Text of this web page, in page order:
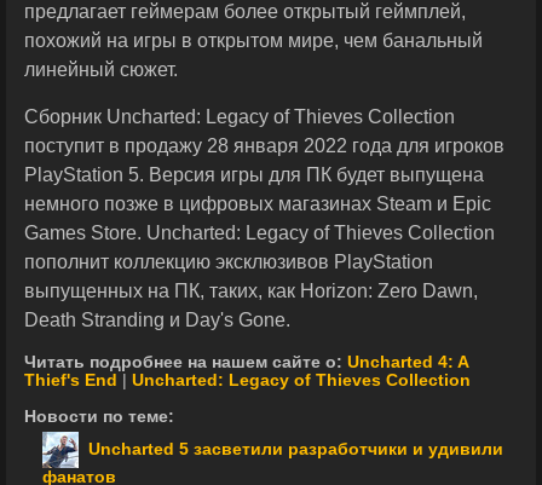
предлагает геймерам более открытый геймплей,
похожий на игры в открытом мире, чем банальный
линейный сюжет.
Сборник Uncharted: Legacy of Thieves Collection
поступит в продажу 28 января 2022 года для игроков
PlayStation 5. Версия игры для ПК будет выпущена
немного позже в цифровых магазинах Steam и Epic
Games Store. Uncharted: Legacy of Thieves Collection
пополнит коллекцию эксклюзивов PlayStation
выпущенных на ПК, таких, как Horizon: Zero Dawn,
Death Stranding и Day's Gone.
Читать подробнее на нашем сайте о: Uncharted 4: A
Thief's End
Uncharted: Legacy of Thieves Collection
Новости по теме:
Uncharted 5 засветили разработчики и удивили
фанатов